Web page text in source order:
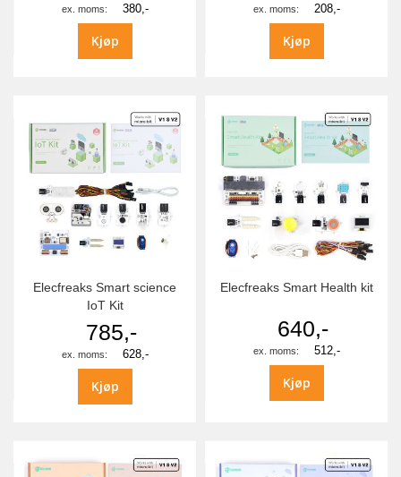
380,-
Kjøp
208,-
Kjøp
Elecfreaks Smart science
IoT Kit
785,-
628,-
Kjøp
Elecfreaks Smart Health kit
640,-
512,-
Kjøp